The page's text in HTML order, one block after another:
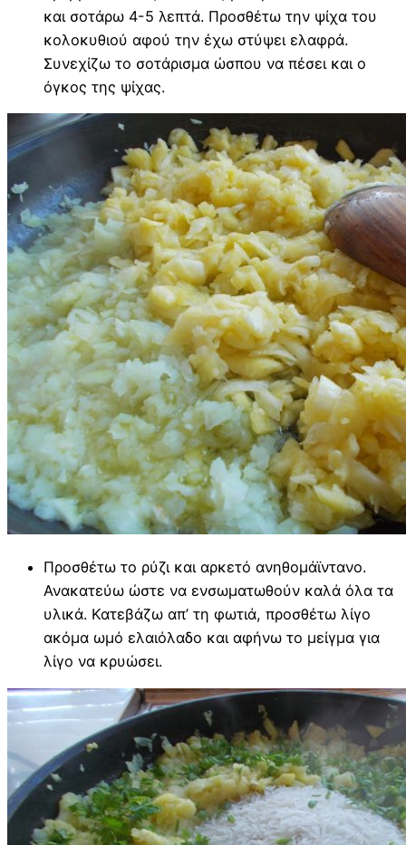
και σοτάρω 4-5 λεπτά. Προσθέτω την ψίχα του
κολοκυθιού αφού την έχω στύψει ελαφρά.
Συνεχίζω το σοτάρισμα ώσπου να πέσει και ο
όγκος της ψίχας.
Προσθέτω το ρύζι και αρκετό ανηθομάϊντανο.
Ανακατεύω ώστε να ενσωματωθούν καλά όλα τα
υλικά. Κατεβάζω απ’ τη φωτιά, προσθέτω λίγο
ακόμα ωμό ελαιόλαδο και αφήνω το μείγμα για
λίγο να κρυώσει.